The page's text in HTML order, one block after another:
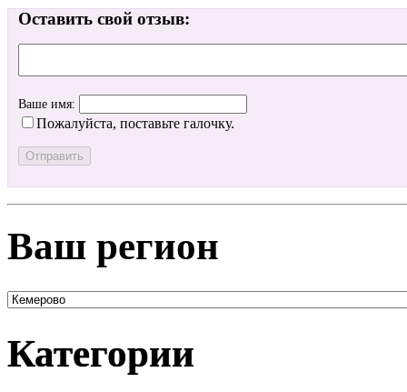
Оставить свой отзыв:
Ваше имя:
Пожалуйста, поставьте галочку.
Ваш регион
Категории